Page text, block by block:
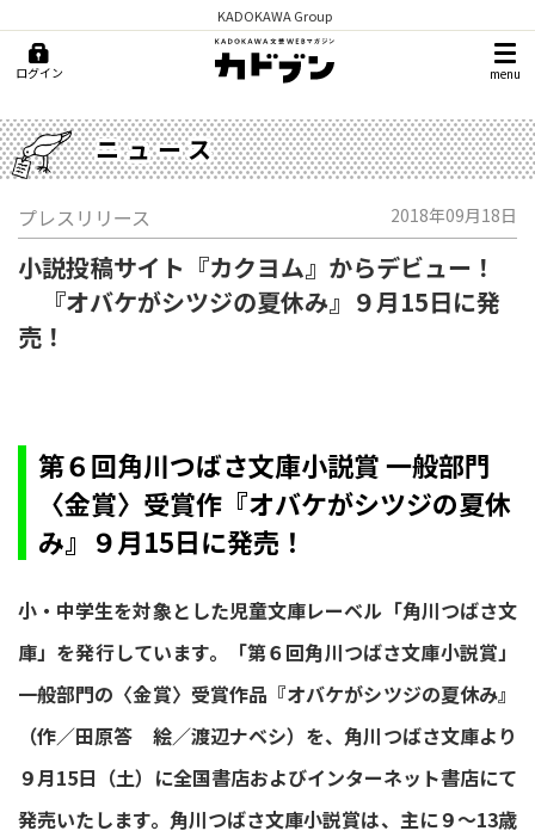
KADOKAWA Group
ログイン menu
ニュース
プレスリリース 2018年09月18日
小説投稿サイト『カクヨム』からデビュー！
『オバケがシツジの夏休み』９月15日に発
売！
第６回角川つばさ文庫小説賞 一般部門
〈金賞〉受賞作『オバケがシツジの夏休
み』９月15日に発売！
小・中学生を対象とした児童文庫レーベル「角川つばさ文
庫」を発行しています。「第６回角川つばさ文庫小説賞」
一般部門の〈金賞〉受賞作品『オバケがシツジの夏休み』
（作／田原答 絵／渡辺ナベシ）を、角川つばさ文庫より
９月15日（土）に全国書店およびインターネット書店にて
発売いたします。角川つばさ文庫小説賞は、主に９～13歳